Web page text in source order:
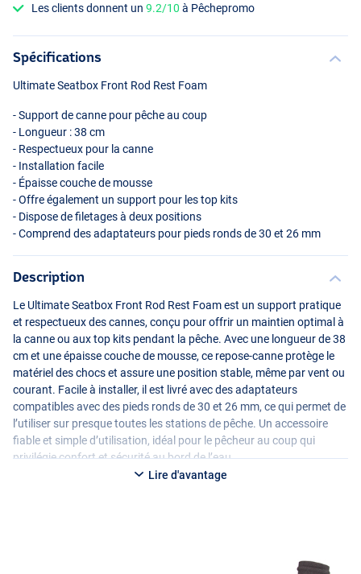
Les clients donnent un9.2/10 à Pêchepromo
Spécifications
Ultimate Seatbox Front Rod Rest Foam
- Support de canne pour pêche au coup
- Longueur : 38 cm
- Respectueux pour la canne
- Installation facile
- Épaisse couche de mousse
- Offre également un support pour les top kits
- Dispose de filetages à deux positions
- Comprend des adaptateurs pour pieds ronds de 30 et 26 mm
Description
Le Ultimate Seatbox Front Rod Rest Foam est un support pratique
et respectueux des cannes, conçu pour offrir un maintien optimal à
la canne ou aux top kits pendant la pêche. Avec une longueur de 38
cm et une épaisse couche de mousse, ce repose-canne protège le
matériel des chocs et assure une position stable, même par vent ou
courant. Facile à installer, il est livré avec des adaptateurs
compatibles avec des pieds ronds de 30 et 26 mm, ce qui permet de
l’utiliser sur presque toutes les stations de pêche. Un accessoire
fiable et simple d’utilisation, idéal pour le pêcheur au coup qui
privilégie confort et sécurité au bord de l’eau.
Lire d'avantage